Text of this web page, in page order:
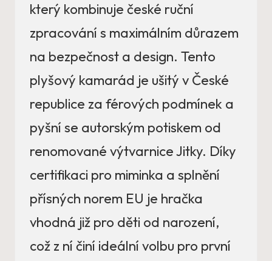
který kombinuje české ruční
zpracování s maximálním důrazem
na bezpečnost a design. Tento
plyšový kamarád je ušitý v České
republice za férových podmínek a
pyšní se autorským potiskem od
renomované výtvarnice Jitky. Díky
certifikaci pro miminka a splnění
přísných norem EU je hračka
vhodná již pro děti od narození,
což z ní činí ideální volbu pro první